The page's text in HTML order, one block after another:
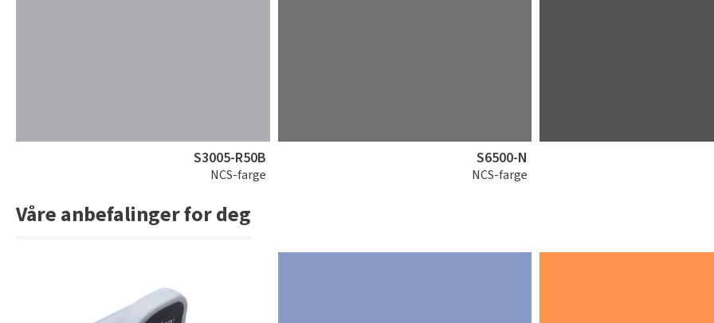
S3005-R50B
NCS-farge
S6500-N
NCS-farge
Våre anbefalinger for deg